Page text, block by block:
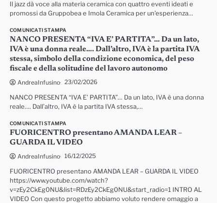
Il jazz dà voce alla materia ceramica con quattro eventi ideati e
promossi da Gruppobea e Imola Ceramica per un’esperienza…
COMUNICATI STAMPA
NANCO PRESENTA “IVA E’ PARTITA”… Da un lato,
IVA è una donna reale…. Dall’altro, IVA è la partita IVA
stessa, simbolo della condizione economica, del peso
fiscale e della solitudine del lavoro autonomo
AndreaInfusino 23/02/2026
NANCO PRESENTA “IVA E’ PARTITA”… Da un lato, IVA è una donna
reale…. Dall’altro, IVA è la partita IVA stessa,…
COMUNICATI STAMPA
FUORICENTRO presentano AMANDA LEAR –
GUARDA IL VIDEO
AndreaInfusino 16/12/2025
FUORICENTRO presentano AMANDA LEAR – GUARDA IL VIDEO
https://www.youtube.com/watch?
v=zEy2CkEg0NU&list=RDzEy2CkEg0NU&start_radio=1 INTRO AL
VIDEO Con questo progetto abbiamo voluto rendere omaggio a